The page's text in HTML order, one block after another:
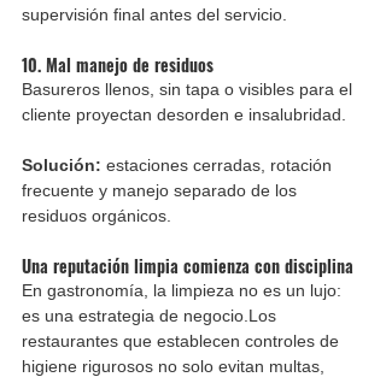
supervisión final antes del servicio.
10. Mal manejo de residuos
Basureros llenos, sin tapa o visibles para el
cliente proyectan desorden e insalubridad.
Solución: estaciones cerradas, rotación
frecuente y manejo separado de los
residuos orgánicos.
Una reputación limpia comienza con disciplina
En gastronomía, la limpieza no es un lujo:
es una estrategia de negocio.Los
restaurantes que establecen controles de
higiene rigurosos no solo evitan multas,